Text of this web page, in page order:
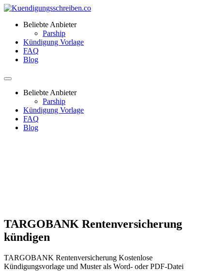
Beliebte Anbieter
Parship
Kündigung Vorlage
FAQ
Blog
Beliebte Anbieter
Parship
Kündigung Vorlage
FAQ
Blog
TARGOBANK Rentenversicherung
kündigen
TARGOBANK Rentenversicherung Kostenlose
Kündigungsvorlage und Muster als Word- oder PDF-Datei